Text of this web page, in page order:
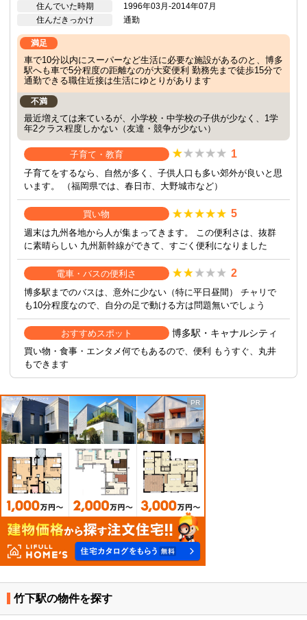
住んでいた時期
1996年03月-2014年07月
住んだきっかけ
通勤
満足
車で10分以内にスーパーなど生活に必要な施設があるのと、博多
駅へも車で5分程度の距離なのが大変便利 勤務先まで徒歩15分で
通勤できる職住近接は生活にゆとりがあります
不満
最近増えては来ているが、小学校・中学校の子供が少なく、1学
年2クラス程度しかない（友達・競争が少ない）
子育て・教育 1
子育てをするなら、自然が多く、子供人口も多い郊外が良いと思
います。 （福岡県では、春日市、大野城市など）
買い物 5
週末は九州各地から人が集まってきます。 この便利さは、抜群
に素晴らしい 九州新幹線ができて、すごく便利になりました
電車・バスの便利さ 2
博多駅までのバスは、意外に少ない（特に平日昼間） チャリで
も10分程度なので、自分の足で動ける方は問題無いでしょう
おすすめスポット 博多駅・キャナルシティ
買い物・食事・エンタメ何でもあるので、便利 もうすぐ、丸井
もできます
竹下駅の物件を探す